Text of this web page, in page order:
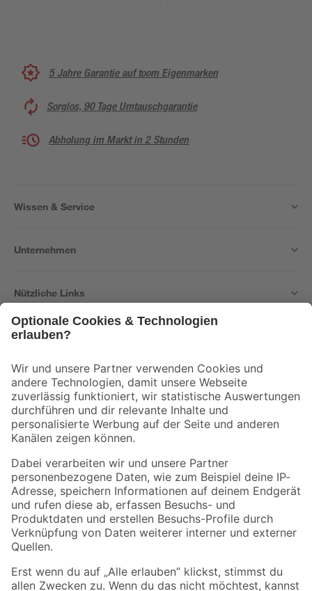
5 Jahre Garantie auf toom Eigenmarken
Sorglos, 90 Tage Umtauschgarantie
Abholung im Markt in 2 Stunden
Wissen & Service
Unternehmen
Nützliche Links
Der toom Newsletter: Keine Angebote und Aktionen mehr verpassen!
Zur Newsletter Anmeldung
Folge uns
Zahlungsarten Versandarten
Sicher einkaufen